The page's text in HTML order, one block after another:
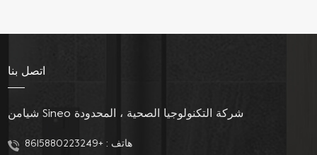
الحمام أكثر راحة وصحة
الحديث وميزاته الذكية
اتصل بنا
شيامن Sineo شركة التكنولوجيا الصحية ، المحدودة
هاتف :+8615880223249